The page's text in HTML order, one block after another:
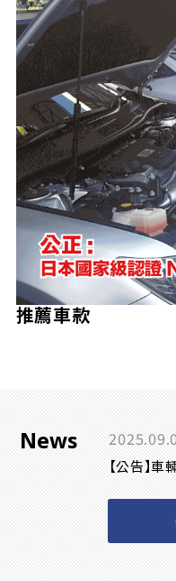
推薦車款
News
【公告】